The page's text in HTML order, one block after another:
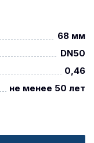
68 мм
DN50
0,46
не менее 50 лет